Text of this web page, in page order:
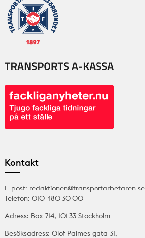
Kontakt
E-post: redaktionen@transportarbetaren.se
Telefon: 010-480 30 00
Adress: Box 714, 101 33 Stockholm
Besöksadress: Olof Palmes gata 31,